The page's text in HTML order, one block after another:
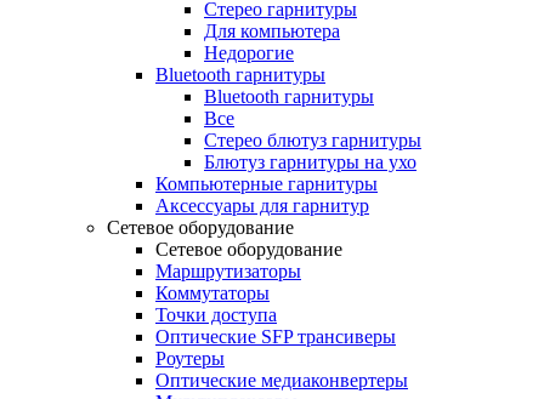
Стерео гарнитуры
Для компьютера
Недорогие
Bluetooth гарнитуры
Bluetooth гарнитуры
Все
Стерео блютуз гарнитуры
Блютуз гарнитуры на ухо
Компьютерные гарнитуры
Аксессуары для гарнитур
Сетевое оборудование
Сетевое оборудование
Маршрутизаторы
Коммутаторы
Точки доступа
Оптические SFP трансиверы
Роутеры
Оптические медиаконвертеры